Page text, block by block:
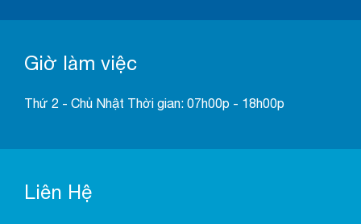
Giờ làm việc
Thứ 2 - Chủ Nhật Thời gian: 07h00p - 18h00p
Liên Hệ